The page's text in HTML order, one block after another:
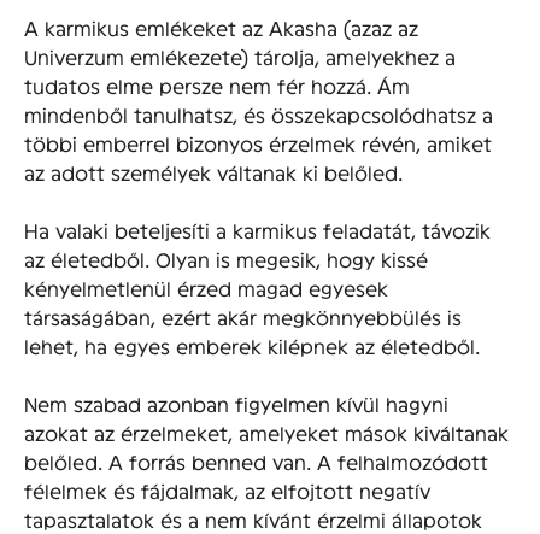
A karmikus emlékeket az Akasha (azaz az
Univerzum emlékezete) tárolja, amelyekhez a
tudatos elme persze nem fér hozzá. Ám
mindenből tanulhatsz, és összekapcsolódhatsz a
többi emberrel bizonyos érzelmek révén, amiket
az adott személyek váltanak ki belőled.
Ha valaki beteljesíti a karmikus feladatát, távozik
az életedből. Olyan is megesik, hogy kissé
kényelmetlenül érzed magad egyesek
társaságában, ezért akár megkönnyebbülés is
lehet, ha egyes emberek kilépnek az életedből.
Nem szabad azonban figyelmen kívül hagyni
azokat az érzelmeket, amelyeket mások kiváltanak
belőled. A forrás benned van. A felhalmozódott
félelmek és fájdalmak, az elfojtott negatív
tapasztalatok és a nem kívánt érzelmi állapotok